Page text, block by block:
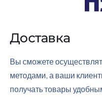
Доставка
Вы сможете
методами, а ваши
получать товары